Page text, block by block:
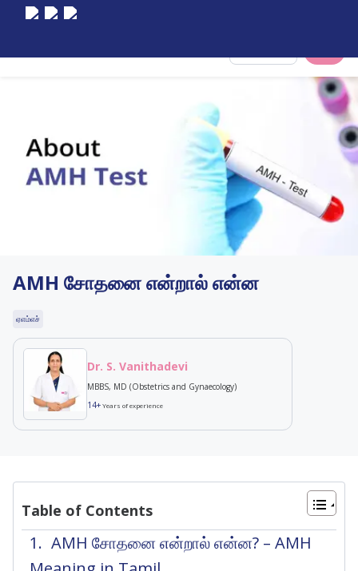
AMH சோதனை என்றால் என்ன
ஏஎம்எச்
Dr. S. Vanithadevi
MBBS, MD (Obstetrics and Gynaecology)
14+Years of experience
Table of Contents
AMH சோதனை என்றால் என்ன? – AMH